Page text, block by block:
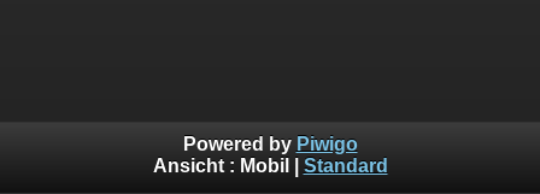
Powered by Piwigo
Ansicht : Mobil Standard